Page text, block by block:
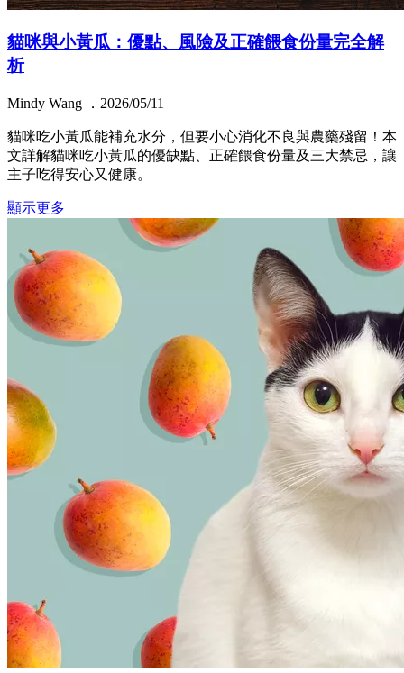
貓咪與小黃瓜：優點、風險及正確餵食份量完全解
析
Mindy Wang ．2026/05/11
貓咪吃小黃瓜能補充水分，但要小心消化不良與農藥殘留！本
文詳解貓咪吃小黃瓜的優缺點、正確餵食份量及三大禁忌，讓
主子吃得安心又健康。
顯示更多